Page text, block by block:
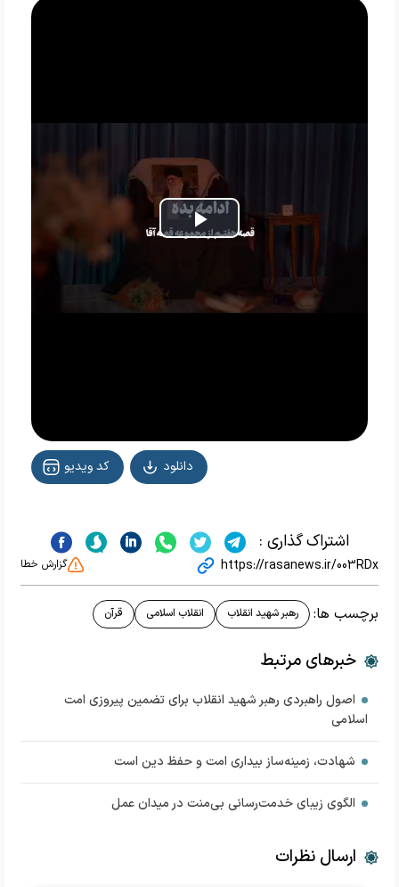
Play
کد ویدیو دانلود
اشتراک گذاری :
https://rasanews.ir/003RDx گزارش خطا
برچسب ها: رهبر شهید انقلاب انقلاب اسلامی قرآن
خبرهای مرتبط
اصول راهبردی رهبر شهید انقلاب برای تضمین پیروزی امت
اسلامی
شهادت، زمینه‌ساز بیداری امت و حفظ دین است
الگوی زیبای خدمت‌رسانی بی‌منت در میدان عمل
ارسال نظرات